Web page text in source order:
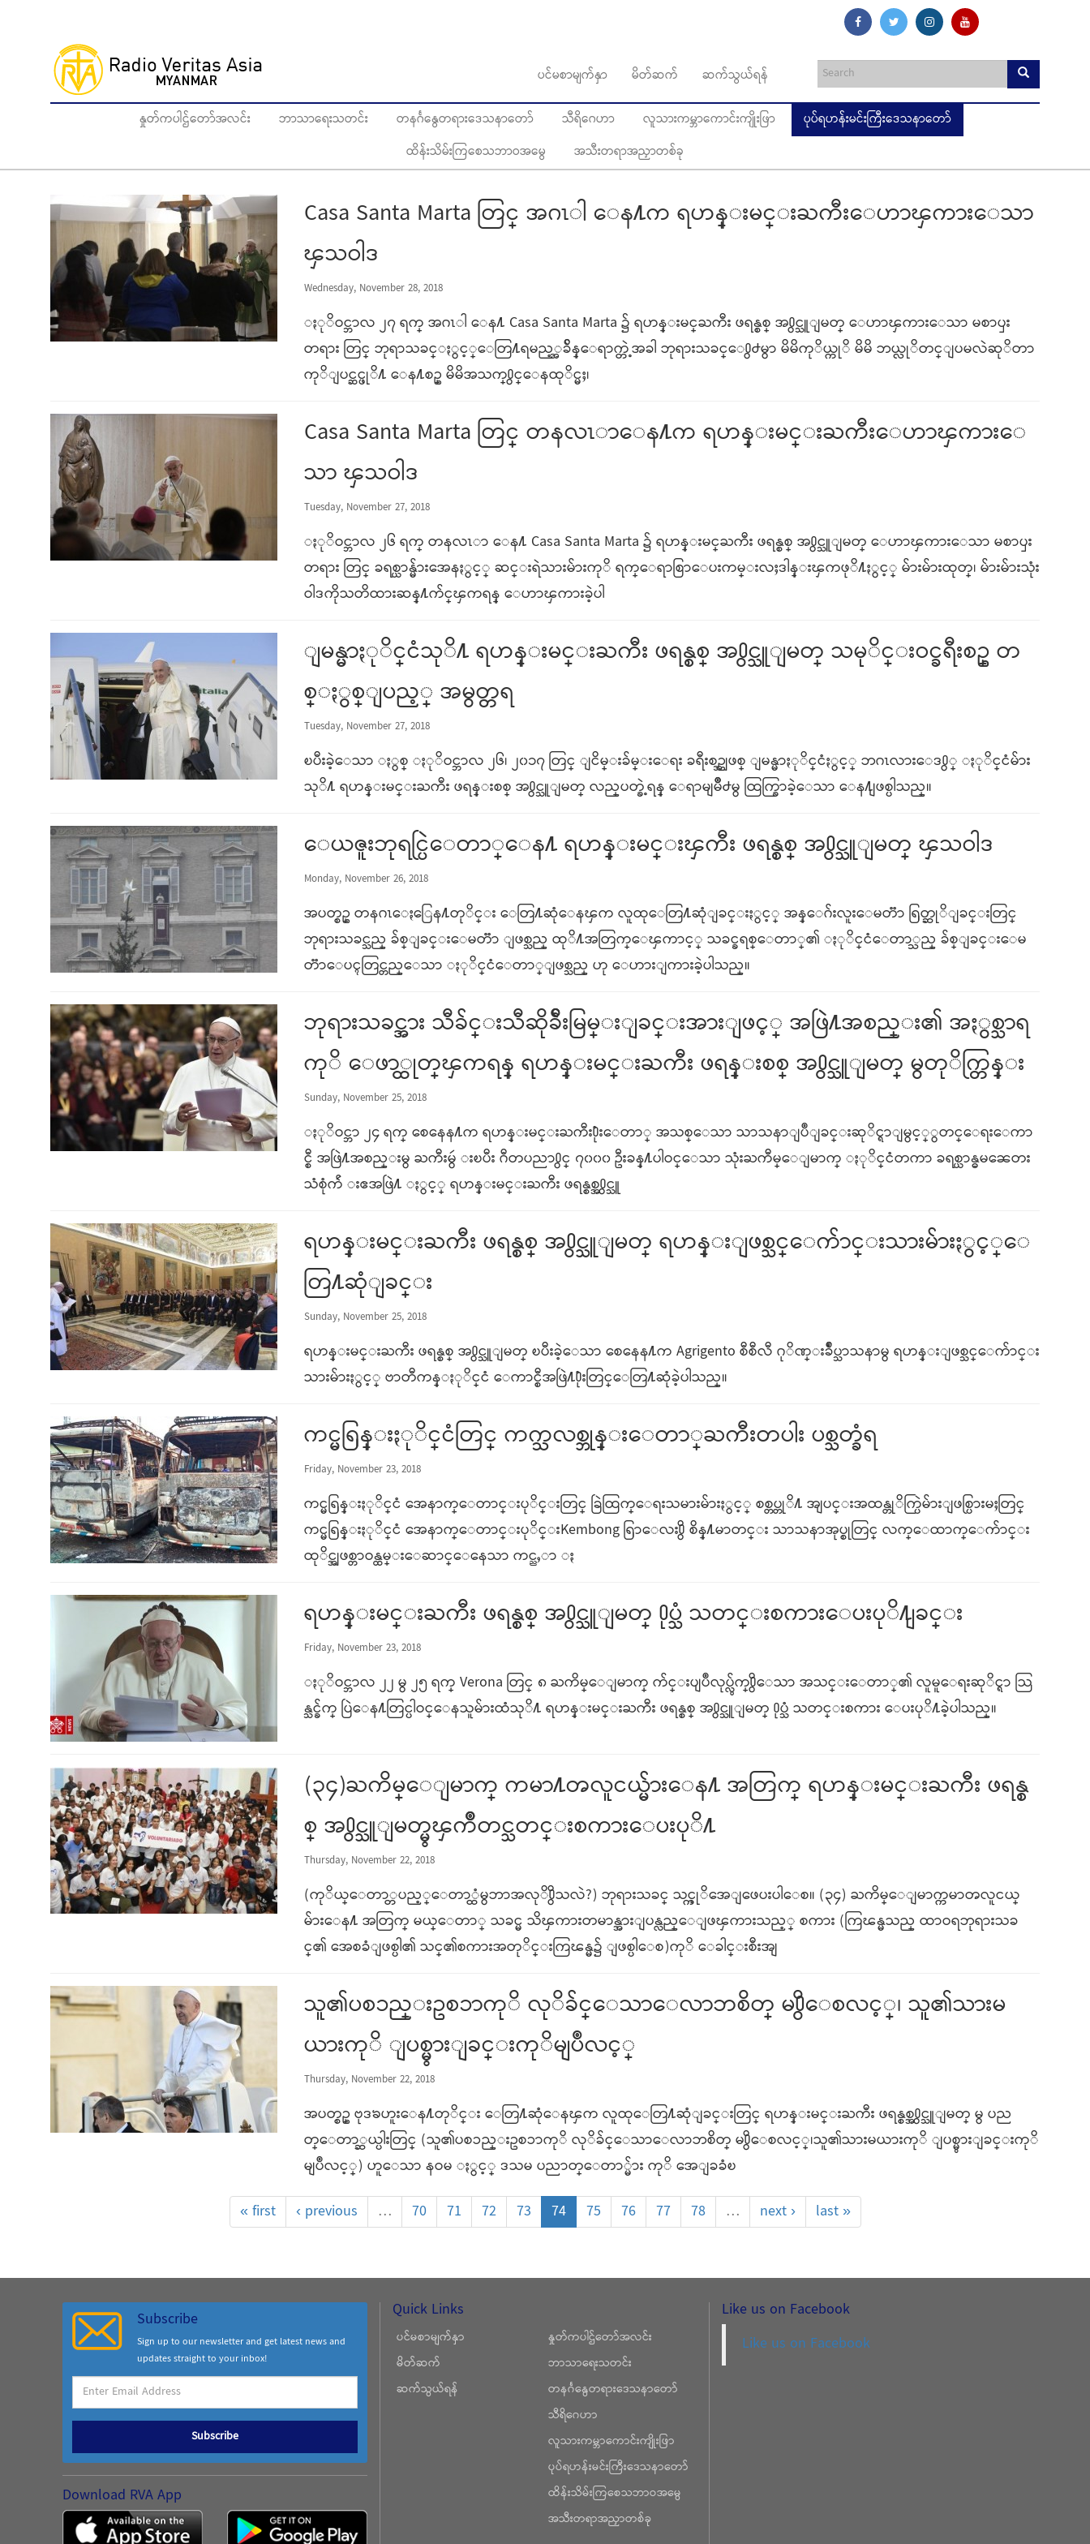
ပင်မစာမျက်နှာ မိတ်ဆက် ဆက်သွယ်ရန်
နှုတ်ကပါဌ်တော်အလင်း ဘာသာရေးသတင်း တနင်္ဂနွေတရားဒေသနာတော် သီရိဂေဟာ လူသားကမ္ဘာကောင်းကျိုးဖြာ
ပုပ်ရဟန်းမင်းကြီးဒေသနာတော်
ထိန်းသိမ်းကြစေသဘာဝအမွေ
အသီးတရာအညှာတစ်ခု
Casa Santa Marta တြင္ အဂၤါ ေန႔က ရဟန္းမင္းႀကီးေဟာၾကားေသာ
ၾသဝါဒ
Wednesday, November 28, 2018
ႏုိဝင္ဘာလ ၂၇ ရက္ အဂၤါ ေန႔ Casa Santa Marta ၌ ရဟန္းမင္ႀကီး ဖရန္စစ္ အ႐ွင္သူျမတ္ ေဟာၾကားေသာ မစာၦး
တရား တြင္ ဘုရာသခင္ႏွင့္ေတြ႔ရမည့္အခ်ိန္ေရာက္တဲ့အခါ ဘုရားသခင္ေ႐ွ႕မွာ မိမိကုိယ္ကုိ မိမိ ဘယ္လုိတင္ျပမလဲဆုိတာ
ကုိျပင္ဆင္ဖုိ႔ ေန႔စဥ္ မိမိအသက္႐ွင္ေနထုိင္မႈ၊
Casa Santa Marta တြင္ တနလၤာေန႔က ရဟန္းမင္းႀကီးေဟာၾကားေ
သာ ၾသဝါဒ
Tuesday, November 27, 2018
ႏုိဝင္ဘာလ ၂၆ ရက္ တနလၤာ ေန႔ Casa Santa Marta ၌ ရဟန္းမင္ႀကီး ဖရန္စစ္ အ႐ွင္သူျမတ္ ေဟာၾကားေသာ မစာၦး
တရား တြင္ ခရစ္ယာန္မ်ားအေနႏွင့္ ဆင္းရဲသားမ်ားကုိ ရက္ေရာစြာေပးကမ္းလႈဒါန္း​ၾကဖုိ႔ႏွင့္ မ်ားမ်ားထုတ္၊ မ်ားမ်ားသုံး
ဝါဒကိုသတိထားဆန္႔က်င္ၾကရန္ ​ေ​ဟာၾကားခဲ့ပါ
ျမန္မာႏုိင္ငံသုိ႔ ရဟန္းမင္းႀကီး ဖရန္စစ္ အ႐ွင္သူျမတ္ သမုိင္းဝင္ခရီးစဥ္ တ
စ္ႏွစ္ျပည့္ အမွတ္တရ
Tuesday, November 27, 2018
ၿပီးခဲ့ေသာ ႏွစ္ ႏုိဝင္ဘာလ ၂၆၊ ၂၀၁၇ တြင္ ျငိမ္းခ်မ္းေရး ခရီးစဥ္အျဖစ္ ျမန္မာႏုိင္ငံႏွင့္ ဘဂၤလားေဒ႐ွ္ ႏုိင္ငံမ်ား
သုိ႔ ရဟန္းမင္းႀကီး ဖရန္းစစ္ အ႐ွင္သူျမတ္ လည္​ပတ္ခဲ့ရန္ ေရာမျမဳိ႕မွ ထြက္ခြာခဲ့ေသာ ေန႔ျဖစ္ပါသည္။
ေယဇူးဘုရင္ပြဲေတာ္ေန႔ ရဟန္းမင္းၾကီး ဖရန္စစ္ အ႐ွင္သူျမတ္ ၾသဝါဒ
Monday, November 26, 2018
အပတ္စဥ္ တနဂၤေႏြေန႔တုိင္း ေတြ႔ဆုံေနၾက လူထုေတြ႔ဆုံျခင္းႏွင့္ အန္ေဂ်းလူးေမတၱာ ရြတ္ဆုိျခင္းတြင္
ဘုရားသခင္သည္ ခ်စ္ျခင္းေမတၱာ ျဖစ္သည္ ထုိ႔အတြက္ေၾကာင့္ သခင္ခရစ္ေတာ္၏ ႏုိင္ငံေတာ္သည္ ခ်စ္ျခင္းေမ
တၱာေပၚတြင္တည္ေသာ ႏုိင္ငံေတာ္ျဖစ္သည္ ဟု ေဟားျကားခဲ့ပါသည္။
ဘုရားသခင္အား သီခ်င္းသီဆိုခ်ီးမြမ္းျခင္းအားျဖင့္ အဖြဲ႔အစည္း၏ အႏွစ္သာရ
ကုိ ေဖာ္ထုတ္ၾကရန္ ရဟန္းမင္းႀကီး ဖရန္းစစ္ အ႐ွင္သူျမတ္ မွတုိက္တြန္း
Sunday, November 25, 2018
ႏုိဝင္ဘာ ၂၄ ရက္ စေနေန႔က ရဟန္းမင္းႀကီး႐ုံးေတာ္ အသစ္ေသာ သာသနာျပဳျခင္းဆုိင္ရာျမွင့္ွတင္ေရးေကာ
င္စီ အဖြဲ႔အစည္းမွ ႀကီးမွဴ းၿပီး ဂီတပညာ႐ွင္ ၇၀၀၀ ဦးခန္႔ပါဝင္ေသာ သုံးႀကီမ္ေျမာက္ ႏုိင္ငံတကာ ခရစ္ယာန္ဓမၼေတး
သံစုံက်ဴ းဧအဖြဲ႔ ႏွင့္ ရဟန္းမင္းႀကီး ဖရန္စစ္အ႐ွင္သူ
ရဟန္းမင္းႀကီး ဖရန္စစ္ အ႐ွင္သူျမတ္ ရဟန္းျဖစ္သင္ေက်ာင္းသားမ်ားႏွင့္ေ
တြ႔ဆုံျခင္း
Sunday, November 25, 2018
ရဟန္းမင္းႀကီး ဖရန္စစ္ အ႐ွင္သူျမတ္ ၿပီးခဲ့ေသာ စေနေန႔က Agrigento စီစီလီ ဂုိဏ္းခ်ဳပ္သာသနာမွ ရဟန္းျဖစ္သင္ေက်ာင္း
သားမ်ားႏွင့္ ဗာတီကန္ႏုိင္ငံ ေကာင္စီအဖြဲ႔႐ုံးတြင္ေတြ႔ဆုံခဲ့ပါသည္။
ကင္မရြန္းႏုိင္ငံတြင္ ကက္သလစ္ဘုန္းေတာ္ႀကီးတပါး ပစ္သတ္ခံရ
Friday, November 23, 2018
ကင္မရြန္းႏုိင္ငံ အေနာက္ေတာင္းပုိင္းတြင္ ခြဲထြက္ေရးသမားမ်ားႏွင့္ စစ္တပ္တုိ႔ အျပင္းအထန္တုိက္ပြဲမ်ားျဖစ္ပြားမႈတြင္
ကင္မရြန္းႏုိင္ငံ အေနာက္ေတာင္းပုိင္းKembong ရြာေလး႐ွိ စိန္႔မာတင္း သာသနာအုပ္စုတြင္ လက္ေထာက္ေက်ာင္း
ထုိင္အျဖစ္တာဝန္ထမ္းေဆာင္ေနေသာ ကင္ညႇာ ႏ
ရဟန္းမင္းႀကီး ဖရန္စစ္ အ႐ွင္သူျမတ္ ႐ုပ္သံ သတင္းစကားေပးပုိ႔ျခင္း
Friday, November 23, 2018
ႏုိဝင္ဘာလ ၂၂ မွ ၂၅ ရက္ Verona တြင္ ၈ ႀကိမ္ေျမာက္ က်င္းပျပဳလုပ္လွ်က္႐ွိေသာ အသင္းေတာ္၏ လူမူေရးဆုိင္ရာ သြ
န္သင္ခ်က္ ပြဲေန႔တြင္ပါဝင္ေနသူမ်ားထံသုိ႔ ရဟန္းမင္းႀကီး ဖရန္စစ္ အ႐ွင္သူျမတ္ ႐ုပ္သံ သတင္းစကား ေပးပုိ႔ခဲ့ပါသည္။
(၃၄)ႀကိမ္ေျမာက္ ကမာ႔ၻလူငယ္မ်ားေန႔ အတြက္ ရဟန္းမင္းႀကီး ဖရန္စ
စ္ အ႐ွင္သူျမတ္မွၾကိဳတင္သတင္းစကားေပးပုိ႔
Thursday, November 22, 2018
(ကုိယ္ေတာ္တပည့္ေတာ္ထံမွဘာအလုိ႐ွိသလဲ?) ဘုရားသခင္ သင့္ကုိအေျဖေပးပါေစ။ (၃၄) ႀကိမ္ေျမာက္ကမာၻလူငယ္
မ်ားေန႔ အတြက္ မယ္ေတာ္ သခင္မ သိၾကားတမာန္အားျပန္လည္ေျဖၾကားသည့္ စကား (ကြၽန္မသည္ ထာဝရဘုရားသခ
င္၏ အေစခံျဖစ္ပါ၏ သင္၏စကားအတုိင္းကြၽန္မ၌ ျဖစ္ပါေစ)ကုိ ေခါင္းစီးအျ
သူ၏ပစၥည္းဥစၥာကုိ လုိခ်င္ေသာေလာဘစိတ္ မ႐ွိေစလင့္၊ သူ၏သားမ
ယားကုိ ျပစ္မွားျခင္းကုိမျပဳလင့္
Thursday, November 22, 2018
အပတ္စဥ္ ဗုဒၶဟူးေန႔တုိင္း ေတြ႔ဆုံေနၾက လူထုေတြ႔ဆုံျခင္းတြင္ ရဟန္းမင္းႀကီး ဖရန္စစ္အ႐ွင္သူျမတ္ မွ ပည
တ္ေတာ္ဆယ္ပါးတြင္ (သူ၏ပစၥည္းဥစၥာကုိ လုိခ်င္ေသာေလာဘစိတ္ မ႐ွိေစလင့္၊သူ၏သားမယားကုိ ျပစ္မွားျခင္းကုိ
မျပဳလင့္) ဟူေသာ နဝမ ႏွင့္ ဒသမ ပညာတ္ေတာ္မ်ား ကုိ အေျခခံၿ
« first
‹ previous … 70 71 72 73 74 75 76 77 78 … next › last »
Subscribe
Sign up to our newsletter and get latest news and
updates straight to your inbox!
Subscribe
Download RVA App
Quick Links
ပင်မစာမျက်နှာ
မိတ်ဆက်
ဆက်သွယ်ရန်
နှုတ်ကပါဌ်တော်အလင်း
ဘာသာရေးသတင်း
တနင်္ဂနွေတရားဒေသနာတော်
သီရိဂေဟာ
လူသားကမ္ဘာကောင်းကျိုးဖြာ
ပုပ်ရဟန်းမင်းကြီးဒေသနာတော်
ထိန်းသိမ်းကြစေသဘာဝအမွေ
အသီးတရာအညှာတစ်ခု
Like us on Facebook
Like us on Facebook